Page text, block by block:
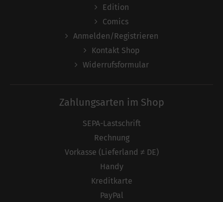
Edition
Comics
Anmelden/Registrieren
Kontakt Shop
Widerrufsformular
Zahlungsarten im Shop
SEPA-Lastschrift
Rechnung
Vorkasse (Lieferland ≠ DE)
Handy
Kreditkarte
PayPal